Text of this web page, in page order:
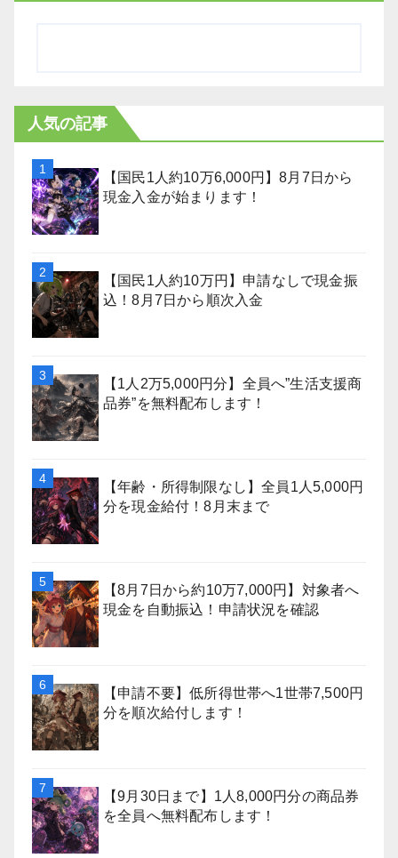
人気の記事
【国民1人約10万6,000円】8月7日から
現金入金が始まります！
【国民1人約10万円】申請なしで現金振
込！8月7日から順次入金
【1人2万5,000円分】全員へ”生活支援商
品券”を無料配布します！
【年齢・所得制限なし】全員1人5,000円
分を現金給付！8月末まで
【8月7日から約10万7,000円】対象者へ
現金を自動振込！申請状況を確認
【申請不要】低所得世帯へ1世帯7,500円
分を順次給付します！
【9月30日まで】1人8,000円分の商品券
を全員へ無料配布します！